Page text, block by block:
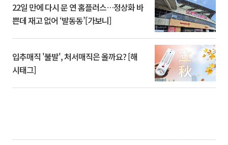
22일 만에 다시 문 연 홈플러스…정상화 바
쁜데 재고 없어 ‘발동동’[가보니]
입추매직 '불발', 처서매직은 올까요? [해
시태그]